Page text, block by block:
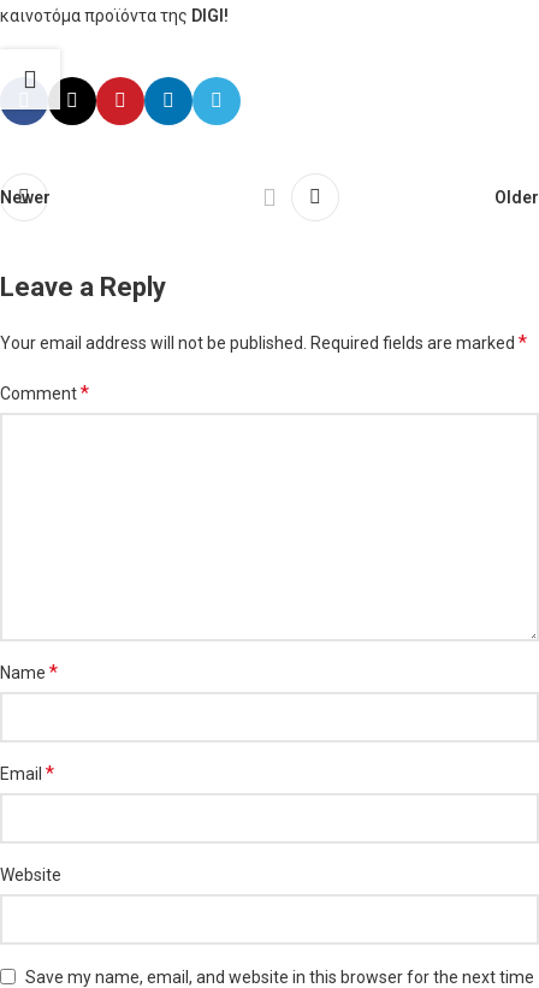
καινοτόμα προϊόντα της DIGI!
Newer Older
Leave a Reply
Your email address will not be published. Required fields are marked *
Comment*
Name *
Email *
Website
Save my name, email, and website in this browser for the next time